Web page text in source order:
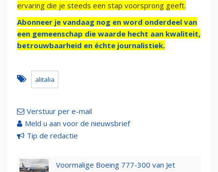
ervaring die je steeds een stap voorsprong geeft.
Abonneer je vandaag nog en word onderdeel van
een gemeenschap die waarde hecht aan kwaliteit,
betrouwbaarheid en échte journalistiek.
alitalia
Verstuur per e-mail
Meld u aan voor de nieuwsbrief
Tip de redactie
Voormalige Boeing 777-300 van Jet